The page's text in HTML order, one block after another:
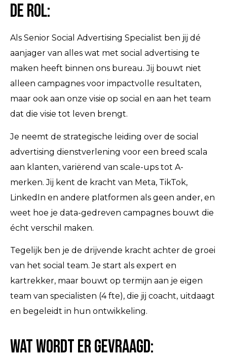
De Rol:
Als Senior Social Advertising Specialist ben jij dé
aanjager van alles wat met social advertising te
maken heeft binnen ons bureau. Jij bouwt niet
alleen campagnes voor impactvolle resultaten,
maar ook aan onze visie op social en aan het team
dat die visie tot leven brengt.
Je neemt de strategische leiding over de social
advertising dienstverlening voor een breed scala
aan klanten, variërend van scale-ups tot A-
merken. Jij kent de kracht van Meta, TikTok,
LinkedIn en andere platformen als geen ander, en
weet hoe je data-gedreven campagnes bouwt die
écht verschil maken.
Tegelijk ben je de drijvende kracht achter de groei
van het social team. Je start als expert en
kartrekker, maar bouwt op termijn aan je eigen
team van specialisten (4 fte), die jij coacht, uitdaagt
en begeleidt in hun ontwikkeling.
Wat wordt er gevraagd: